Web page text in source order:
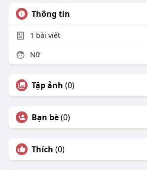
Thông tin
1 bài viết
Nữ
Tập ảnh (0)
Bạn bè(0)
Thích (0)